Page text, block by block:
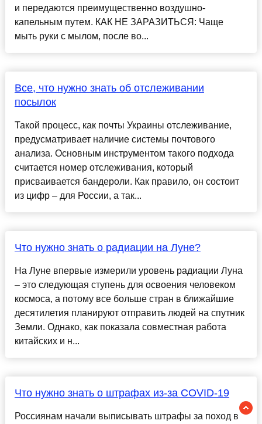
и передаются преимущественно воздушно-
капельным путем. КАК НЕ ЗАРАЗИТЬСЯ: Чаще
мыть руки с мылом, после во...
Все, что нужно знать об отслеживании
посылок
Такой процесс, как почты Украины отслеживание,
предусматривает наличие системы почтового
анализа. Основным инструментом такого подхода
считается номер отслеживания, который
присваивается бандероли. Как правило, он состоит
из цифр – для России, а так...
Что нужно знать о радиации на Луне?
На Луне впервые измерили уровень радиации Луна
– это следующая ступень для освоения человеком
космоса, а потому все больше стран в ближайшие
десятилетия планируют отправить людей на спутник
Земли. Однако, как показала совместная работа
китайских и н...
Что нужно знать о штрафах из-за COVID-19
Россиянам начали выписывать штрафы за поход в